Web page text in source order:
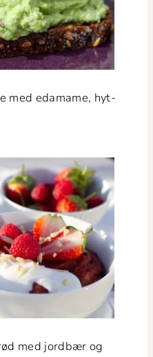
med edamame, hyt­
med jord­bær og